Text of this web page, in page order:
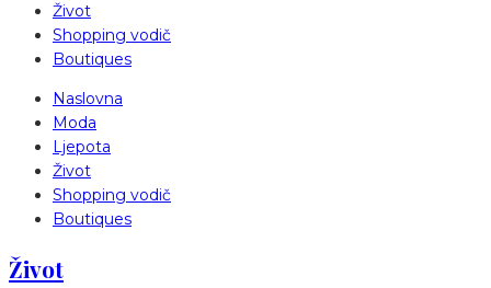
Život
Shopping vodič
Boutiques
Naslovna
Moda
Ljepota
Život
Shopping vodič
Boutiques
Život